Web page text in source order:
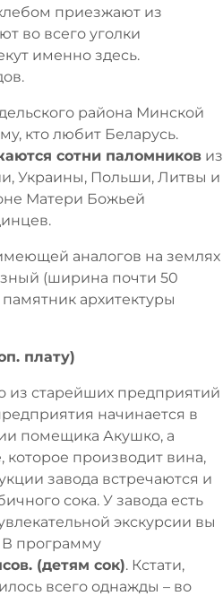
приезжают из
во всего уголки
именно здесь.
района Минской
кто любит Беларусь.
сотни паломников из
Украины, Польши, Литвы и
Матери Божьей
аналогов на землях
(ширина почти 50
архитектуры
плату)
из старейших предприятий
начинается в
помещика Акушко, а
производит вина,
завода встречаются и
сока. У завода есть
экскурсии вы
В программу
(детям сок). Кстати,
всего однажды – во